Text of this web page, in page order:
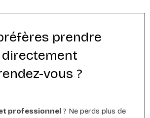
prendre
directement
vous ?
professionnel? Ne perds plus de